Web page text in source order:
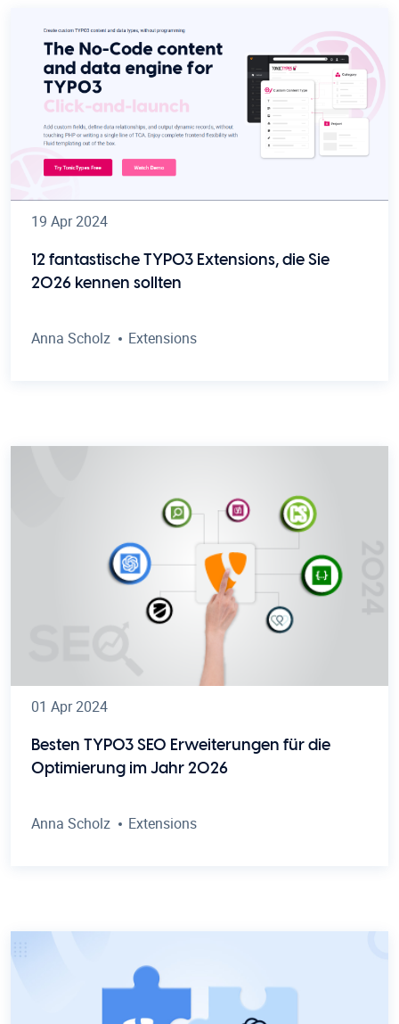
19 Apr 2024
12 fantastische TYPO3 Extensions, die Sie
2026 kennen sollten
Anna Scholz Extensions
01 Apr 2024
Besten TYPO3 SEO Erweiterungen für die
Optimierung im Jahr 2026
Anna Scholz Extensions